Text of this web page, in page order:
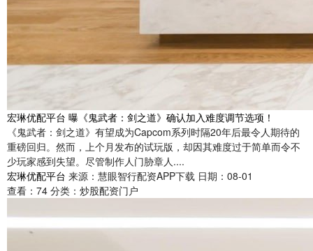
宏琳优配平台 曝《鬼武者：剑之道》确认加入难度调节选项！
《鬼武者：剑之道》有望成为Capcom系列时隔20年后最令人期待的
重磅回归。然而，上个月发布的试玩版，却因其难度过于简单而令不
少玩家感到失望。尽管制作人门胁章人....
宏琳优配平台 来源：慧眼智行配资APP下载 日期：08-01
查看： 74 分类： 炒股配资门户